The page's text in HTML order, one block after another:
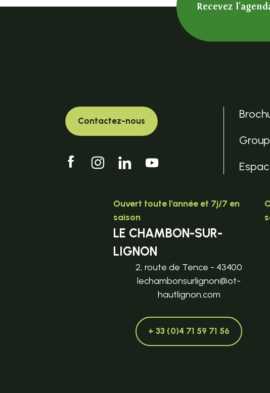
Recevez
Contactez-nous
Ouvert toute l'année et 7j/7 en
saison
LE CHAMBON-SUR-
LIGNON
2, route de Tence - 43400
lechambonsurlignon@ot-
hautlignon.com
+ 33 (0)4 71 59 71 56